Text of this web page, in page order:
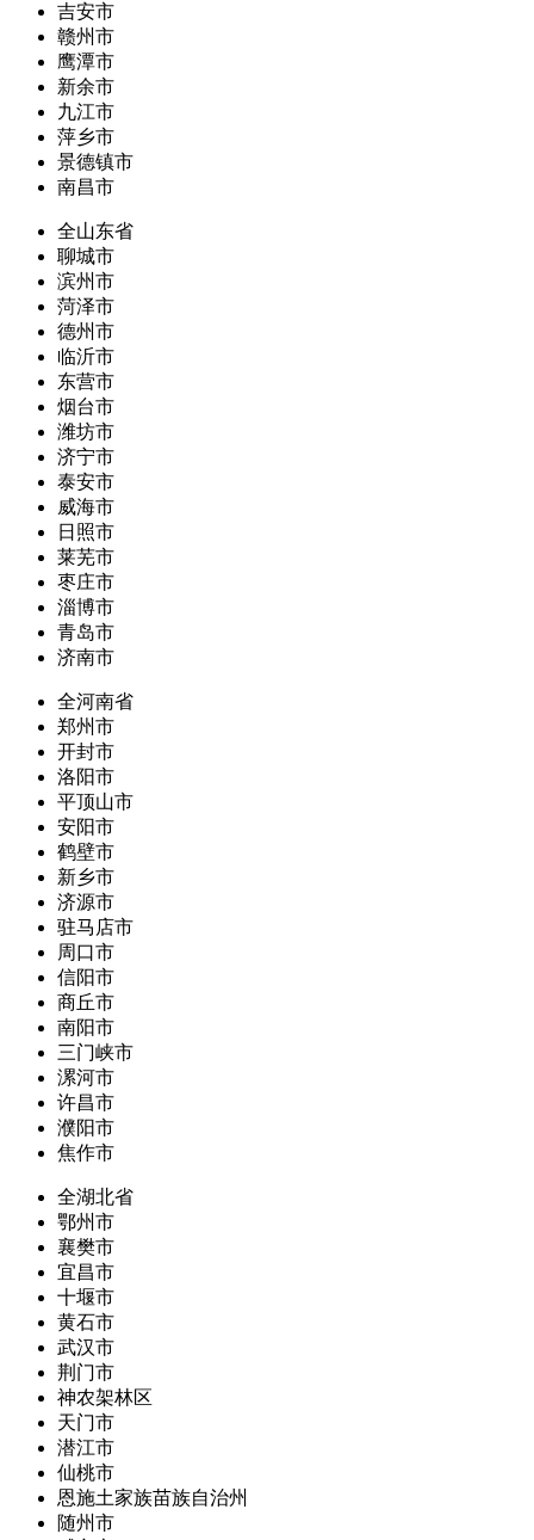
吉安市
赣州市
鹰潭市
新余市
九江市
萍乡市
景德镇市
南昌市
全山东省
聊城市
滨州市
菏泽市
德州市
临沂市
东营市
烟台市
潍坊市
济宁市
泰安市
威海市
日照市
莱芜市
枣庄市
淄博市
青岛市
济南市
全河南省
郑州市
开封市
洛阳市
平顶山市
安阳市
鹤壁市
新乡市
济源市
驻马店市
周口市
信阳市
商丘市
南阳市
三门峡市
漯河市
许昌市
濮阳市
焦作市
全湖北省
鄂州市
襄樊市
宜昌市
十堰市
黄石市
武汉市
荆门市
神农架林区
天门市
潜江市
仙桃市
恩施土家族苗族自治州
随州市